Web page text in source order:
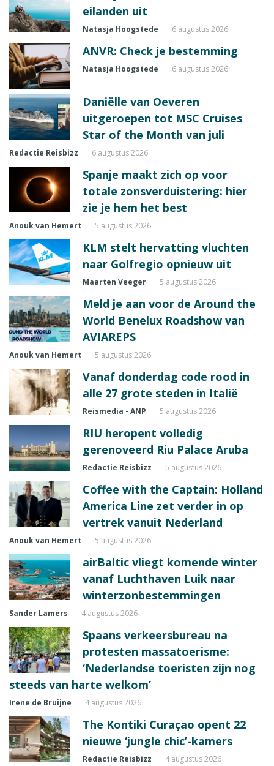
eilanden uit
Natasja Hoogstede 6 augustus 2026
ANVR: Check je bestemming
Natasja Hoogstede 6 augustus 2026
Daniëlle van Oeveren
uitgeroepen tot MSC Cruises
Star of the Month van juli
Redactie Reisbizz 6 augustus 2026
Spanje maakt zich op voor
totale zonsverduistering: hier
zie je hem het best
Anouk van Hemert 5 augustus 2026
KLM stelt hervatting vluchten
naar Golfregio opnieuw uit
Maarten Veeger 5 augustus 2026
Meld je aan voor de Around the
World Benelux Roadshow van
AVIAREPS
Anouk van Hemert 5 augustus 2026
Vanaf donderdag code rood in
alle 27 grote steden in Italië
Reismedia - ANP 5 augustus 2026
RIU heropent volledig
gerenoveerd Riu Palace Aruba
Redactie Reisbizz 5 augustus 2026
Coffee with the Captain: Holland
America Line zet verder in op
vertrek vanuit Nederland
Anouk van Hemert 5 augustus 2026
airBaltic vliegt komende winter
vanaf Luchthaven Luik naar
winterzonbestemmingen
Sander Lamers 4 augustus 2026
Spaans verkeersbureau na
protesten massatoerisme:
‘Nederlandse toeristen zijn nog
steeds van harte welkom’
Irene de Bruijne 4 augustus 2026
The Kontiki Curaçao opent 22
nieuwe ‘jungle chic’-kamers
Redactie Reisbizz 4 augustus 2026